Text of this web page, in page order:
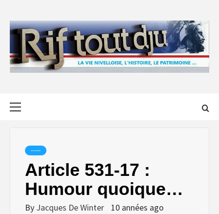
content
-----
Article 531-17 :
Humour quoique…
By Jacques De Winter 10 années ago